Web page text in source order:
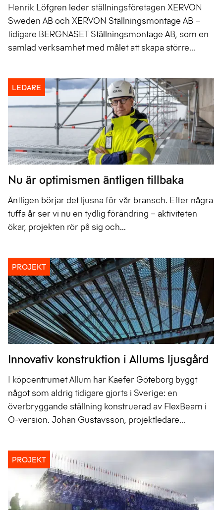
Henrik Löfgren leder ställningsföretagen XERVON
Sweden AB och XERVON Ställningsmontage AB –
tidigare BERGNÄSET Ställningsmontage AB, som en
samlad verksamhet med målet att skapa större...
LEDARE
Nu är optimismen äntligen tillbaka
Äntligen börjar det ljusna för vår bransch. Efter några
tuffa år ser vi nu en tydlig förändring – aktiviteten
ökar, projekten rör på sig och...
PROJEKT
Innovativ konstruktion i Allums ljusgård
I köpcentrumet Allum har Kaefer Göteborg byggt
något som aldrig tidigare gjorts i Sverige: en
överbryggande ställning konstruerad av FlexBeam i
O-version. Johan Gustavsson, projektledare...
PROJEKT